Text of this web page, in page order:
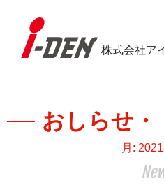
株式会社ア
おしらせ・
月: